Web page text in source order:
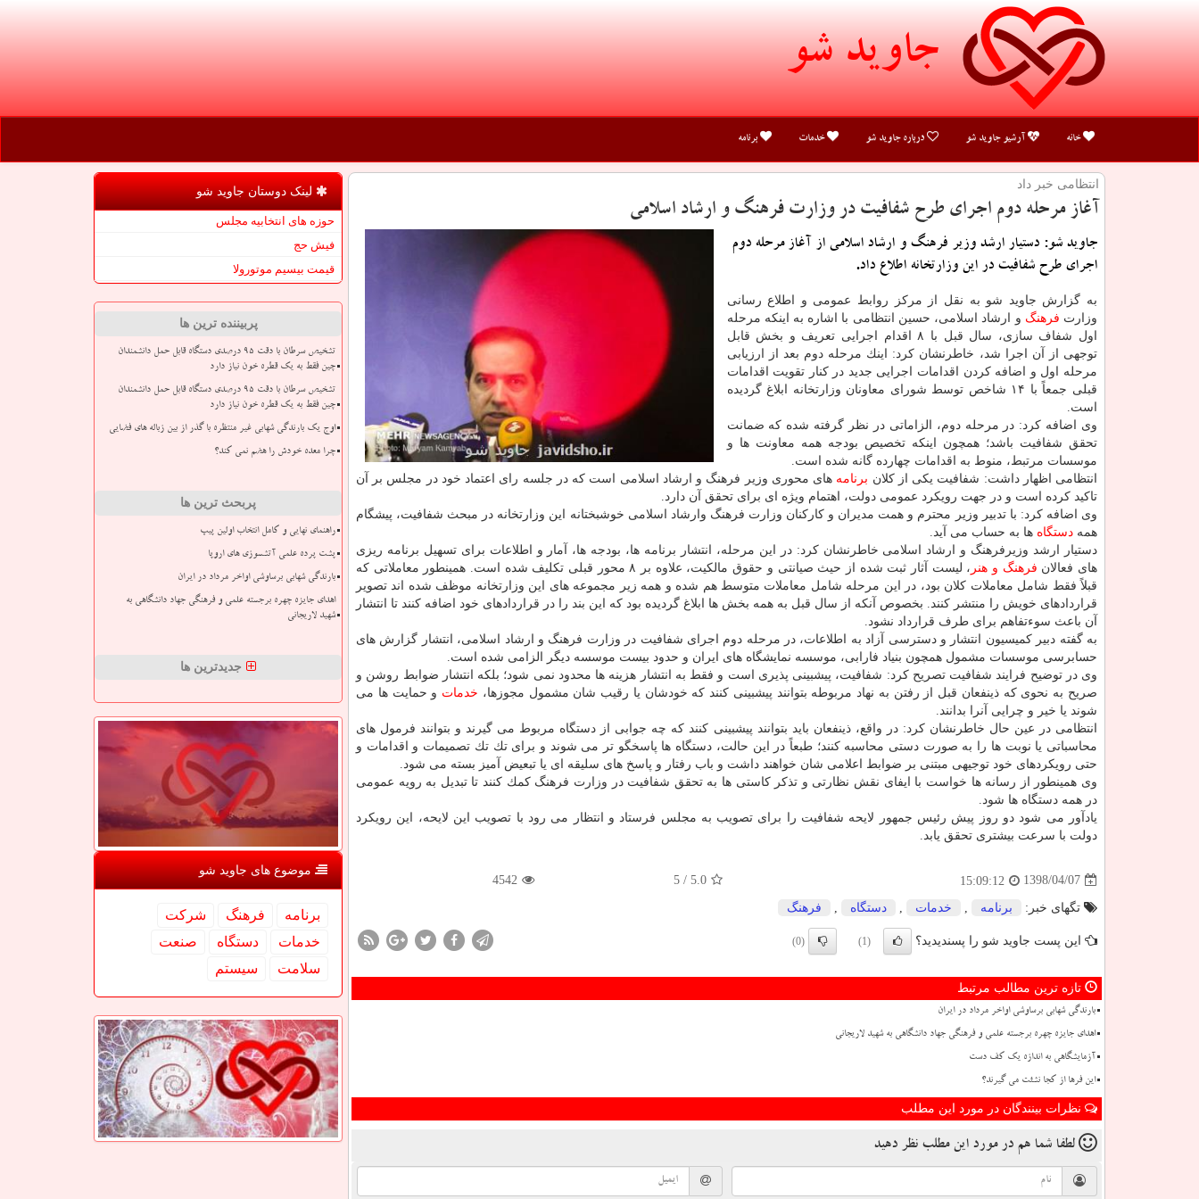
جاوید شو
خانه آرشیو جاوید شو درباره جاوید شو خدمات برنامه
انتظامی خبر داد
آغاز مرحله دوم اجرای طرح شفافیت در وزارت فرهنگ و ارشاد اسلامی
جاوید شو: دستیار ارشد وزیر فرهنگ و ارشاد اسلامی از آغاز مرحله دوم
اجرای طرح شفافیت در این وزارتخانه اطلاع داد.
به گزارش جاوید شو به نقل از مركز روابط عمومی و اطلاع رسانی
وزارت فرهنگ و ارشاد اسلامی، حسین انتظامی با اشاره به اینكه مرحله
اول شفاف سازی، سال قبل با ۸ اقدام اجرایی تعریف و بخش قابل
توجهی از آن اجرا شد، خاطرنشان كرد: اینك مرحله دوم بعد از ارزیابی
مرحله اول و اضافه كردن اقدامات اجرایی جدید در كنار تقویت اقدامات
قبلی جمعاً با ۱۴ شاخص توسط شورای معاونان وزارتخانه ابلاغ گردیده
است.
وی اضافه كرد: در مرحله دوم، الزاماتی در نظر گرفته شده كه ضمانت
تحقق شفافیت باشد؛ همچون اینكه تخصیص بودجه همه معاونت ها و
موسسات مرتبط، منوط به اقدامات چهارده گانه شده است.
انتظامی اظهار داشت: شفافیت یكی از كلان برنامه های محوری وزیر فرهنگ و ارشاد اسلامی است كه در جلسه رای اعتماد خود در مجلس بر آن
تاكید كرده است و در جهت رویكرد عمومی دولت، اهتمام ویژه ای برای تحقق آن دارد.
وی اضافه كرد: با تدبیر وزیر محترم و همت مدیران و كاركنان وزارت فرهنگ وارشاد اسلامی خوشبختانه این وزارتخانه در مبحث شفافیت، پیشگام
همه دستگاه ها به حساب می آید.
دستیار ارشد وزیرفرهنگ و ارشاد اسلامی خاطرنشان كرد: در این مرحله، انتشار برنامه ها، بودجه ها، آمار و اطلاعات برای تسهیل برنامه ریزی
های فعالان فرهنگ و هنر
، لیست آثار ثبت شده از حیث صیانتی و حقوق مالكیت، علاوه بر ۸ محور قبلی تكلیف شده است. همینطور معاملاتی كه
قبلاً فقط شامل معاملات كلان بود، در این مرحله شامل معاملات متوسط هم شده و همه زیر مجموعه های این وزارتخانه موظف شده اند تصویر
قراردادهای خویش را منتشر كنند. بخصوص آنكه از سال قبل به همه بخش ها ابلاغ گردیده بود كه این بند را در قراردادهای خود اضافه كنند تا انتشار
آن باعث سوءتفاهم برای طرف قرارداد نشود.
به گفته دبیر كمیسیون انتشار و دسترسی آزاد به اطلاعات، در مرحله دوم اجرای شفافیت در وزارت فرهنگ و ارشاد اسلامی، انتشار گزارش های
حسابرسی موسسات مشمول همچون بنیاد فارابی، موسسه نمایشگاه های ایران و حدود بیست موسسه دیگر الزامی شده است.
وی در توضیح فرایند شفافیت تصریح كرد: شفافیت، پیشبینی پذیری است و فقط به انتشار هزینه ها محدود نمی شود؛ بلكه انتشار ضوابط روشن و
صریح به نحوی كه ذینفعان قبل از رفتن به نهاد مربوطه بتوانند پیشبینی كنند كه خودشان یا رقیب شان مشمول مجوزها، خدمات و حمایت ها می
شوند یا خیر و چرایی آنرا بدانند.
انتظامی در عین حال خاطرنشان كرد: در واقع، ذینفعان باید بتوانند پیشبینی كنند كه چه جوابی از دستگاه مربوط می گیرند و بتوانند فرمول های
محاسباتی یا نوبت ها را به صورت دستی محاسبه كنند؛ طبعاً در این حالت، دستگاه ها پاسخگو تر می شوند و برای تك تك تصمیمات و اقدامات و
حتی رویكردهای خود توجیهی مبتنی بر ضوابط اعلامی شان خواهند داشت و باب رفتار و پاسخ های سلیقه ای یا تبعیض آمیز بسته می شود.
وی همینطور از رسانه ها خواست با ایفای نقش نظارتی و تذكر كاستی ها به تحقق شفافیت در وزارت فرهنگ كمك كنند تا تبدیل به رویه عمومی
در همه دستگاه ها شود.
یادآور می شود دو روز پیش رئیس جمهور لایحه شفافیت را برای تصویب به مجلس فرستاد و انتظار می رود با تصویب این لایحه، این رویكرد
دولت با سرعت بیشتری تحقق یابد.
1398/04/07
15:09:12
5.0
/ 5
4542
تگهای خبر: برنامه خدمات دستگاه فرهنگ
این پست جاوید شو را پسندیدید؟ (1)
(0)
تازه ترین مطالب مرتبط
بارندگی شهابی برساوشی اواخر مرداد در ایران
اهدای جایزه چهره برجسته علمی و فرهنگی جهاد دانشگاهی به شهید لاریجانی
آزمایشگاهی به اندازه یک کف دست
این فرها از کجا نشئت می گیرند؟
نظرات بینندگان در مورد این مطلب
لطفا شما هم در مورد این مطلب نظر دهید
لینک دوستان جاوید شو
حوزه های انتخابیه مجلس
فیش حج
قیمت بیسیم موتورولا
پربیننده ترین ها
تشخیص سرطان با دقت ۹۵ درصدی دستگاه قابل حمل دانشمندان
چین فقط به یک قطره خون نیاز دارد
تشخیص سرطان با دقت ۹۵ درصدی دستگاه قابل حمل دانشمندان
چین فقط به یک قطره خون نیاز دارد
اوج یک بارندگی شهابی غیر منتظره با گذر از بین زباله های فضایی
چرا معده خودش را هضم نمی کند؟
پربحث ترین ها
راهنمای نهایی و کامل انتخاب اولین پیپ
پشت پرده علمی آتشسوزی های اروپا
بارندگی شهابی برساوشی اواخر مرداد در ایران
اهدای جایزه چهره برجسته علمی و فرهنگی جهاد دانشگاهی به
شهید لاریجانی
جدیدترین ها
موضوع های جاوید شو
برنامه فرهنگ
شركت
خدمات
دستگاه
صنعت
سلامت
سیستم